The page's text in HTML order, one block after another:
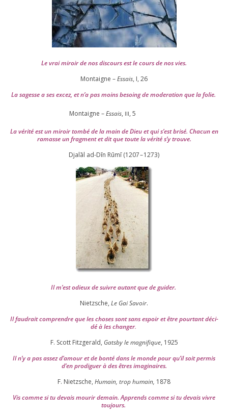
Le vrai miroir de nos dis­cours est le cours de nos vies.
Montaigne –Essais, I, 26
La sagesse a ses excez, et n’a pas moins besoing de mode­ra­tion que la folie.
Montaigne –Essais, III, 5
La véri­té est un miroir tom­bé de la main de Dieu et qui s’est bri­sé. Chacun en
ramasse un frag­ment et dit que toute la véri­té s’y trouve.
Djalāl ad-Dīn Rūmī (1207–1273)
Il m’est odieux de suivre autant que de gui­der.
Nietzsche, Le Gai Savoir.
Il fau­drait com­prendre que les choses sont sans espoir et être pour­tant déci­
dé à les chan­ger.
F. Scott Fitzgerald, Gatsby le magni­fique, 1925
Il n’y a pas assez d’a­mour et de bon­té dans le monde pour qu’il soit per­mis
d’en pro­di­guer à des êtres imaginaires.
F. Nietzsche, Humain, trop humain, 1878
Vis comme si tu devais mou­rir demain. Apprends comme si tu devais vivre
toujours.